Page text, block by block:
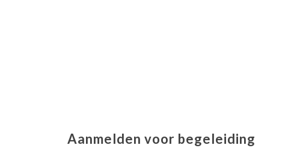
Aanmelden voor begeleiding